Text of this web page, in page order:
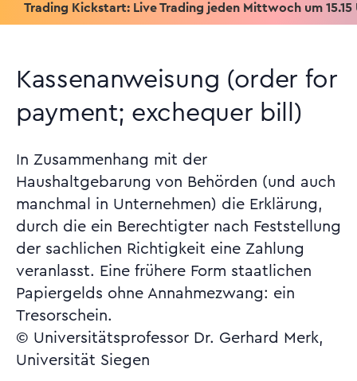
Kickstart: Live Trading jeden Mittwoch um 15.15 Uhr &
Kassenanweisung (order for
payment; exchequer bill)
In Zusammenhang mit der
Haushaltgebarung von Behörden (und auch
manchmal in Unternehmen) die Erklärung,
durch die ein Berechtigter nach Feststellung
der sachlichen Richtigkeit eine Zahlung
veranlasst. Eine frühere Form staatlichen
Papiergelds ohne Annahmezwang: ein
Tresorschein.
© Universitätsprofessor Dr. Gerhard Merk,
Universität Siegen